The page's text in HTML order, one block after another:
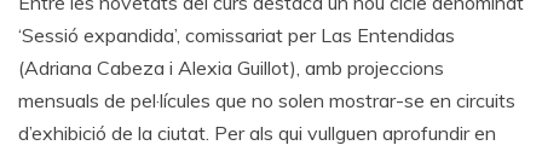
‘Sessió expandida’, comissariat per Las Entendidas
(Adriana Cabeza i Alexia Guillot), amb projeccions
mensuals de pel·lícules que no solen mostrar-se en circuits
d’exhibició de la ciutat. Per als qui vullguen aprofundir en